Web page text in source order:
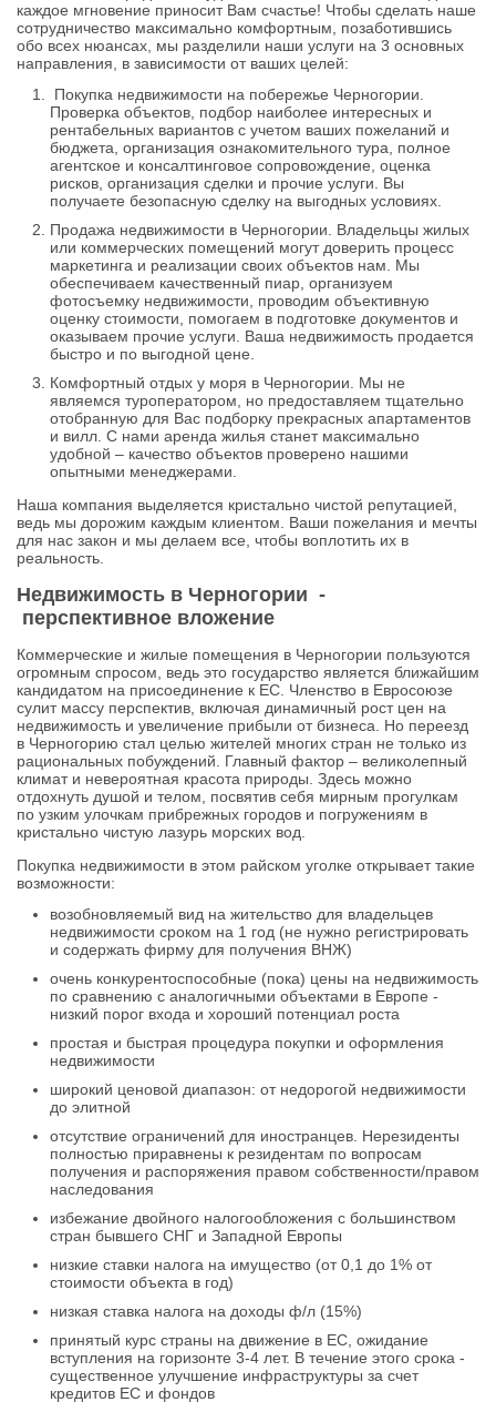
каждое мгновение приносит Вам счастье! Чтобы сделать наше
сотрудничество максимально комфортным, позаботившись
обо всех нюансах, мы разделили наши услуги на 3 основных
направления, в зависимости от ваших целей:
Покупка недвижимости на побережье Черногории.
Проверка объектов, подбор наиболее интересных и
рентабельных вариантов с учетом ваших пожеланий и
бюджета, организация ознакомительного тура, полное
агентское и консалтинговое сопровождение, оценка
рисков, организация сделки и прочие услуги. Вы
получаете безопасную сделку на выгодных условиях.
Продажа недвижимости в Черногории. Владельцы жилых
или коммерческих помещений могут доверить процесс
маркетинга и реализации своих объектов нам. Мы
обеспечиваем качественный пиар, организуем
фотосъемку недвижимости, проводим объективную
оценку стоимости, помогаем в подготовке документов и
оказываем прочие услуги. Ваша недвижимость продается
быстро и по выгодной цене.
Комфортный отдых у моря в Черногории. Мы не
являемся туроператором, но предоставляем тщательно
отобранную для Вас подборку прекрасных апартаментов
и вилл. С нами аренда жилья станет максимально
удобной – качество объектов проверено нашими
опытными менеджерами.
Наша компания выделяется кристально чистой репутацией,
ведь мы дорожим каждым клиентом. Ваши пожелания и мечты
для нас закон и мы делаем все, чтобы воплотить их в
реальность.
Недвижимость в Черногории -
перспективное вложение
Коммерческие и жилые помещения в Черногории пользуются
огромным спросом, ведь это государство является ближайшим
кандидатом на присоединение к ЕС. Членство в Евросоюзе
сулит массу перспектив, включая динамичный рост цен на
недвижимость и увеличение прибыли от бизнеса. Но переезд
в Черногорию стал целью жителей многих стран не только из
рациональных побуждений. Главный фактор – великолепный
климат и невероятная красота природы. Здесь можно
отдохнуть душой и телом, посвятив себя мирным прогулкам
по узким улочкам прибрежных городов и погружениям в
кристально чистую лазурь морских вод.
Покупка недвижимости в этом райском уголке открывает такие
возможности:
возобновляемый вид на жительство для владельцев
недвижимости сроком на 1 год (не нужно регистрировать
и содержать фирму для получения ВНЖ)
очень конкурентоспособные (пока) цены на недвижимость
по сравнению с аналогичными объектами в Европе -
низкий порог входа и хороший потенциал роста
простая и быстрая процедура покупки и оформления
недвижимости
широкий ценовой диапазон: от недорогой недвижимости
до элитной
отсутствие ограничений для иностранцев. Нерезиденты
полностью приравнены к резидентам по вопросам
получения и распоряжения правом собственности/правом
наследования
избежание двойного налогообложения с большинством
стран бывшего СНГ и Западной Европы
низкие ставки налога на имущество (от 0,1 до 1% от
стоимости объекта в год)
низкая ставка налога на доходы ф/л (15%)
принятый курс страны на движение в ЕС, ожидание
вступления на горизонте 3-4 лет. В течение этого срока -
существенное улучшение инфраструктуры за счет
кредитов ЕС и фондов